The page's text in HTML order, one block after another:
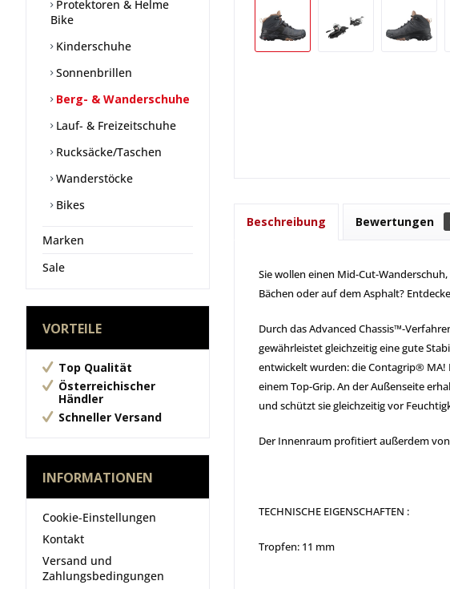
Protektoren & Helme
Bike
Kinderschuhe
Sonnenbrillen
Berg- & Wanderschuhe
Lauf- & Freizeitschuhe
Rucksäcke/Taschen
Wanderstöcke
Bikes
Marken
Sale
VORTEILE
Top Qualität
Österreichischer
Händler
Schneller Versand
INFORMATIONEN
Cookie-Einstellungen
Kontakt
Versand und
Zahlungsbedingungen
Beschreibung Bewertungen
Sie wollen einen Mid-Cut-
Bächen oder auf dem Asphalt?
Durch das Advanced Chassis™-
gewährleistet gleichzeitig eine gute
entwickelt wurden: die Contagrip® MA!
einem Top-Grip. An der Außenseite
und schützt sie gleichzeitig vor
Der Innenraum profitiert außerdem
TECHNISCHE EIGENSCHAFTEN :
Tropfen: 11 mm